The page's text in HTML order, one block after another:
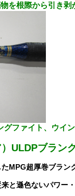
を根際から引き
ファイト、ウイ
ULDPブラン
MPG超厚巻ブラン
と遜色ないパワー・